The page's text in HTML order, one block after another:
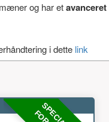
og har et
i dette link